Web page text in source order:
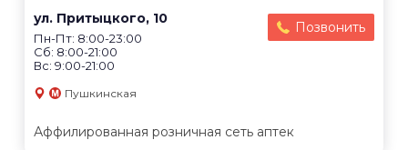
ул. Притыцкого, 10
Пн-Пт: 8:00-23:00
Сб: 8:00-21:00
Вс: 9:00-21:00
Позвонить
Пушкинская
Аффилированная розничная сеть аптек